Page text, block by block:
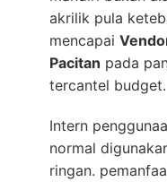
akrilik pula
mencapai
Pacitan pada
tercantel budget.
Intern
normal
ringan.